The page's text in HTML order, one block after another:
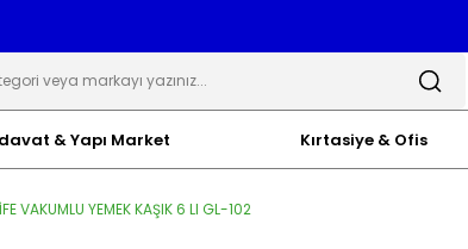
& Yapı Market Kırtasiye & Ofis
VAKUMLU YEMEK KAŞIK 6 LI GL-102